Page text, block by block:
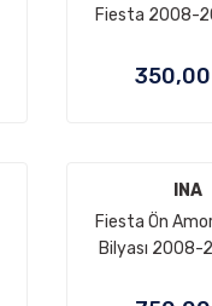
Fiesta 2008-
INA
Fiesta Ön
Bilyası 2008-